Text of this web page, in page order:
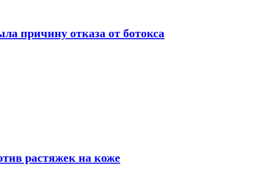
причину отказа от ботокса
растяжек на коже